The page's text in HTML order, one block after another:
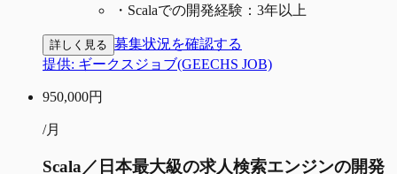
・ Scalaでの開発経験：3年以上
詳しく見る 募集状況を確認する
提供: ギークスジョブ(GEECHS JOB)
950,000円
/月
Scala／日本最大級の求人検索エンジンの開発